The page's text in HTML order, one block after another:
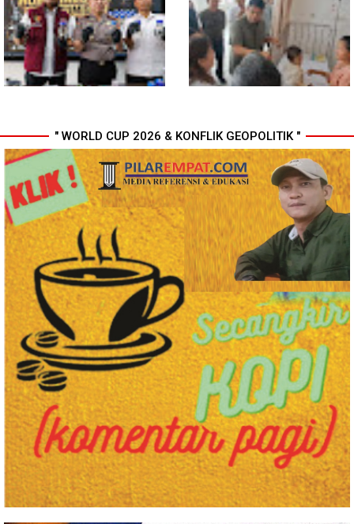
Bobby Nasution Berkantor di
Nias
Lurah Aur, Rico Waas : Tak Ada
Toleransi bagi Penyalahgunaan
Wewenang
Bahan dari Kamboja, Polda
Sumut Bongkar Home Industri
Vape Mengandung Etomidate
Gubsu Bobby Pastikan Pasien
Rujukan dari Nias Tak
Terkendala Biaya Perjalanan
dan Rumah Singgah di Medan
" WORLD CUP 2026 & KONFLIK GEOPOLITIK "